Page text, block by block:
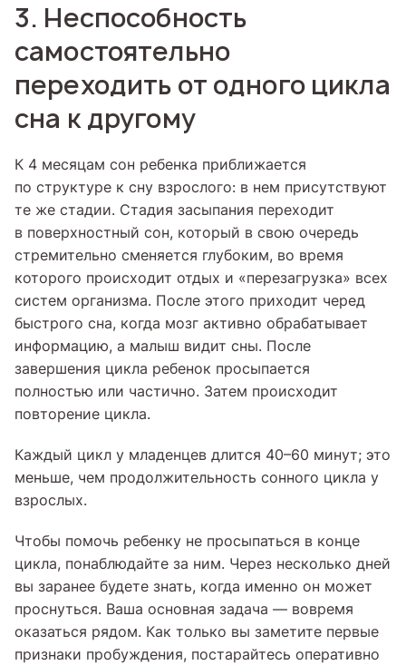
3. Неспособность
самостоятельно
переходить от одного цикла
сна к другому
К 4 месяцам сон ребенка приближается
по структуре к сну взрослого: в нем присутствуют
те же стадии. Стадия засыпания переходит
в поверхностный сон, который в свою очередь
стремительно сменяется глубоким, во время
которого происходит отдых и «перезагрузка» всех
систем организма. После этого приходит черед
быстрого сна, когда мозг активно обрабатывает
информацию, а малыш видит сны. После
завершения цикла ребенок просыпается
полностью или частично. Затем происходит
повторение цикла.
Каждый цикл у младенцев длится 40–60 минут; это
меньше, чем продолжительность сонного цикла у
взрослых.
Чтобы помочь ребенку не просыпаться в конце
цикла, понаблюдайте за ним. Через несколько дней
вы заранее будете знать, когда именно он может
проснуться. Ваша основная задача — вовремя
оказаться рядом. Как только вы заметите первые
признаки пробуждения, постарайтесь оперативно